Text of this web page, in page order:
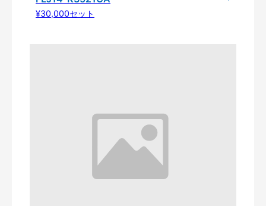
¥30,000セット